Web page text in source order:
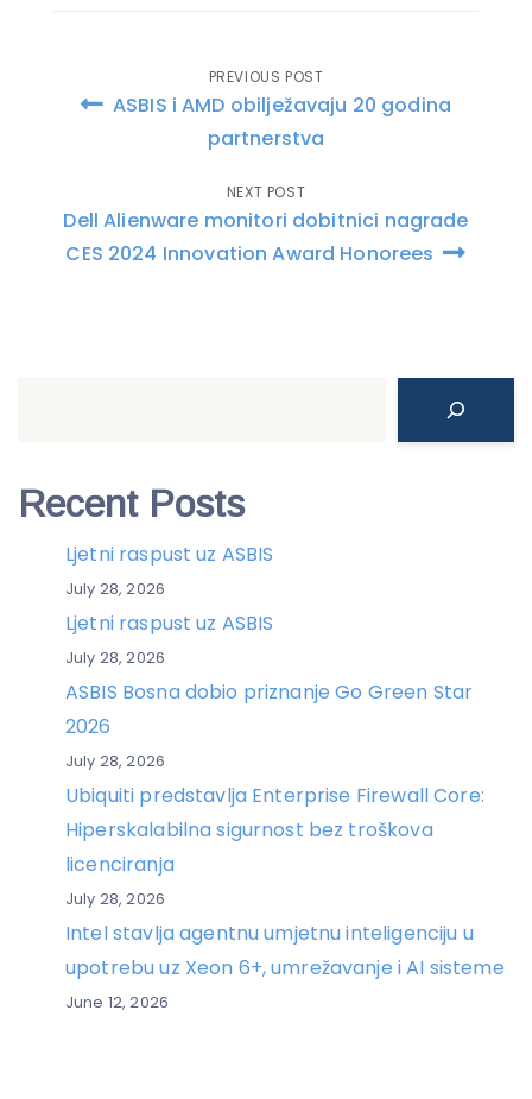
Post
navigation
PREVIOUS POST
ASBIS i AMD obilježavaju 20 godina
partnerstva
NEXT POST
Dell Alienware monitori dobitnici nagrade
CES 2024 Innovation Award Honorees
Recent Posts
Ljetni raspust uz ASBIS
July 28, 2026
Ljetni raspust uz ASBIS
July 28, 2026
ASBIS Bosna dobio priznanje Go Green Star
2026
July 28, 2026
Ubiquiti predstavlja Enterprise Firewall Core:
Hiperskalabilna sigurnost bez troškova
licenciranja
July 28, 2026
Intel stavlja agentnu umjetnu inteligenciju u
upotrebu uz Xeon 6+, umrežavanje i AI sisteme
June 12, 2026